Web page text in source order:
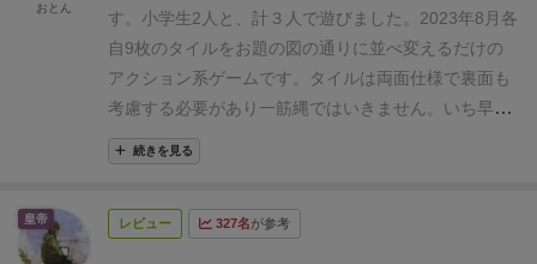
す。小学生2人と、計３人で遊びました。2023年8月 各
自9枚のタイルをお題の図の通りに並べ変えるだけの
アクション系ゲームです。タイルは両面仕様で裏面も
考慮する必要があり一筋縄ではいきません。いち早く
完成させた人が1ポイントゲット！4ポイント先取で勝
利です。シンプルな絵並べゲームなので、対象年齢が
少ないなのが残念なところ。インスト30秒の簡単なゲ
続きを見る
おとん
レビュー 327名が参考
皇帝